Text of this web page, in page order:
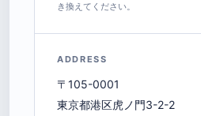
き換えてください。
ADDRESS
〒105-0001
東京都港区虎ノ門3-2-2